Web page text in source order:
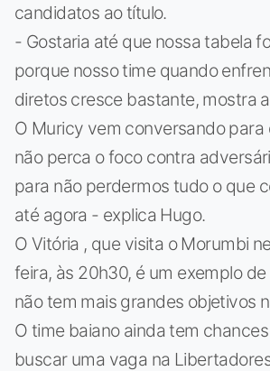
candidatos ao título.
- Gostaria até que nossa tabela
porque nosso time quando
diretos cresce bastante, mostra
O Muricy vem conversando para
não perca o foco contra
para não perdermos tudo o que
até agora - explica Hugo.
O Vitória , que visita o Morumbi
feira, às 20h30, é um exemplo
não tem mais grandes objetivos
O time baiano ainda tem
buscar uma vaga na